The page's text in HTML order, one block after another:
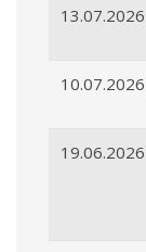
13.07.2026
10.07.2026
19.06.2026